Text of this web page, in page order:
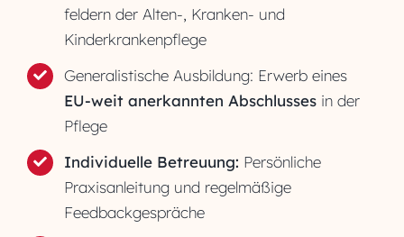
feldern der Alten-, Kranken- und
Kinderkrankenpflege
Generalistische Ausbildung: Erwerb eines
EU-weit anerkannten Abschlussesin der
Pflege
Individuelle Betreuung: Persönliche
Praxisanleitung und regelmäßige
Feedbackgespräche